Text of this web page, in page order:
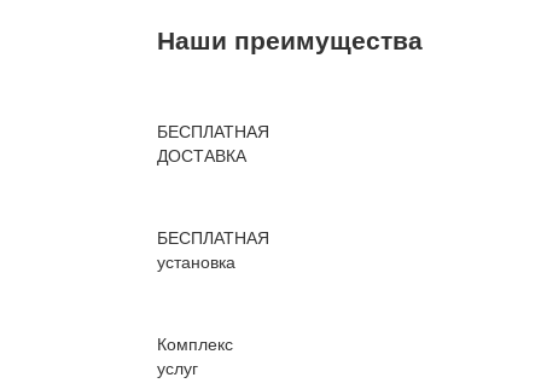
Наши преимущества
БЕСПЛАТНАЯ
ДОСТАВКА
БЕСПЛАТНАЯ
установка
Комплекс
услуг